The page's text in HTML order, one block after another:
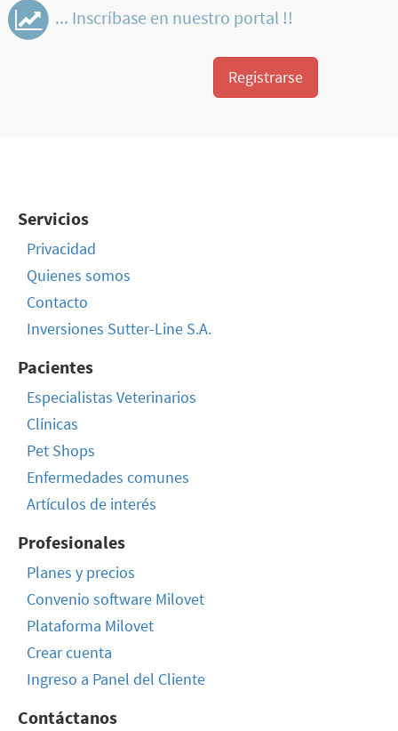
... Inscríbase en nuestro portal !!
Registrarse
Servicios
Privacidad
Quienes somos
Contacto
Inversiones Sutter-Line S.A.
Pacientes
Especialistas Veterinarios
Clínicas
Pet Shops
Enfermedades comunes
Artículos de interés
Profesionales
Planes y precios
Convenio software Milovet
Plataforma Milovet
Crear cuenta
Ingreso a Panel del Cliente
Contáctanos